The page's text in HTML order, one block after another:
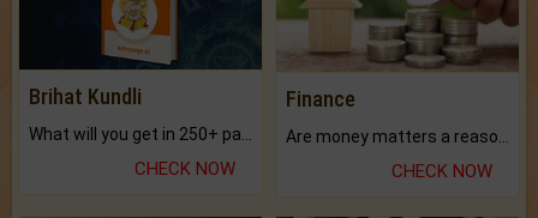
Brihat Kundli
CHECK NOW
Finance
CHECK NOW